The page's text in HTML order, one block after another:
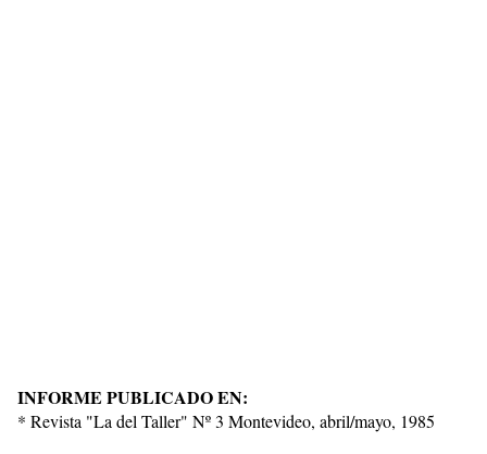
INFORME PUBLICADO EN:
* Revista "La del Taller" Nº 3 Montevideo, abril/mayo, 1985